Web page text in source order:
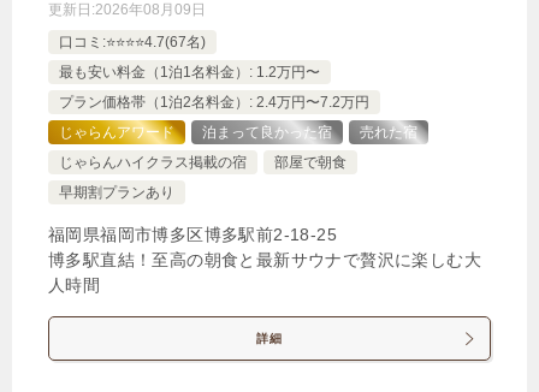
更新日:2026年08月09日
口コミ:⭐️⭐️⭐️⭐️4.7(67名)
最も安い料金（1泊1名料金）: 1.2万円〜
プラン価格帯（1泊2名料金）: 2.4万円〜7.2万円
じゃらんアワード
泊まって良かった宿
売れた宿
じゃらんハイクラス掲載の宿
部屋で朝食
早期割プランあり
福岡県福岡市博多区博多駅前2-18-25
博多駅直結！至高の朝食と最新サウナで贅沢に楽しむ大
人時間
詳細